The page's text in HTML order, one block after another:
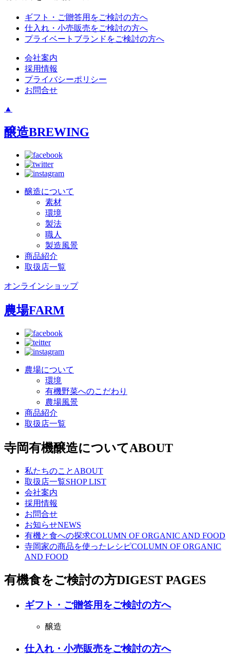
ギフト・ご贈答用をご検討の方へ
仕入れ・小売販売をご検討の方へ
プライベートブランドをご検討の方へ
会社案内
採用情報
プライバシーポリシー
お問合せ
▲
醸造BREWING
醸造について
素材
環境
製法
職人
製造風景
商品紹介
取扱店一覧
オンラインショップ
農場FARM
農場について
環境
有機野菜へのこだわり
農場風景
商品紹介
取扱店一覧
寺岡有機醸造についてABOUT
私たちのことABOUT
取扱店一覧SHOP LIST
会社案内
採用情報
お問合せ
お知らせNEWS
有機と食への探求COLUMN OF ORGANIC AND FOOD
寺岡家の商品を使ったレシピCOLUMN OF ORGANIC
AND FOOD
有機食をご検討の方DIGEST PAGES
ギフト・ご贈答用をご検討の方へ
醸造
仕入れ・小売販売をご検討の方へ